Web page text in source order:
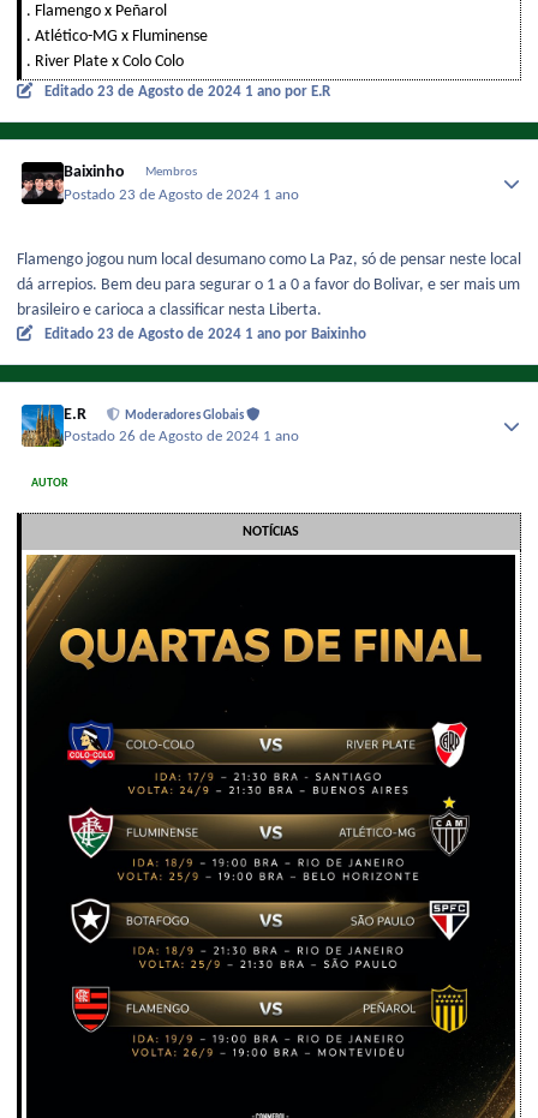
. Flamengo x Peñarol
. Atlético-MG x Fluminense
. River Plate x Colo Colo
Editado 23 de Agosto de 2024 1 ano por E.R
Baixinho Membros
Postado23 de Agosto de 2024 1 ano
Flamengo jogou num local desumano como La Paz, só de pensar neste local
dá arrepios. Bem deu para segurar o 1 a 0 a favor do Bolivar, e ser mais um
brasileiro e carioca a classificar nesta Liberta.
Editado 23 de Agosto de 2024 1 ano por Baixinho
E.R Moderadores Globais
Postado26 de Agosto de 2024 1 ano
AUTOR
NOTÍCIAS